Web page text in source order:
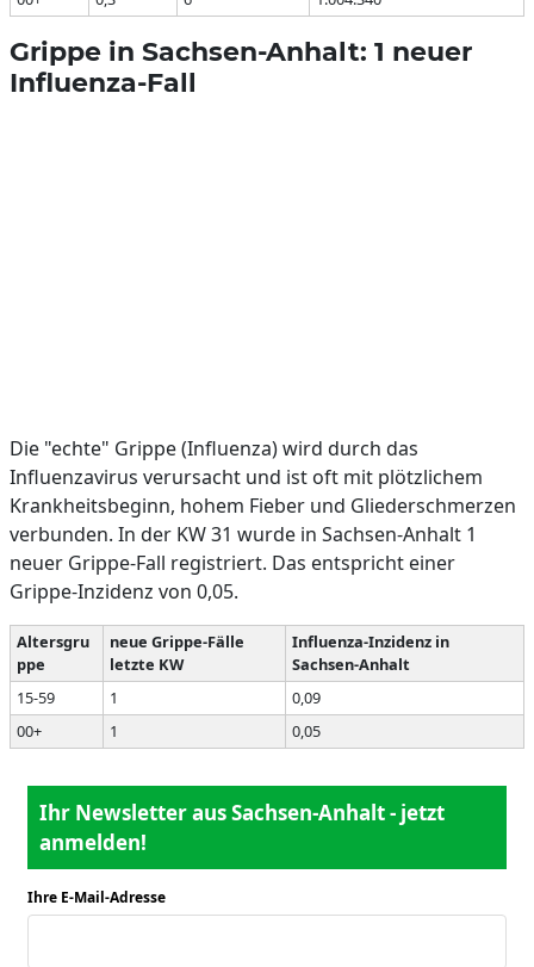
Grippe in Sachsen-Anhalt: 1 neuer
Influenza-Fall
Die "echte" Grippe (Influenza) wird durch das
Influenzavirus verursacht und ist oft mit plötzlichem
Krankheitsbeginn, hohem Fieber und Gliederschmerzen
verbunden. In der KW 31 wurde in Sachsen-Anhalt 1
neuer Grippe-Fall registriert. Das entspricht einer
Grippe-Inzidenz von 0,05.
Altersgru
ppe
neue Grippe-Fälle
letzte KW
Influenza-Inzidenz in
Sachsen-Anhalt
15-59
1
0,09
00+
1 0,05
Ihr Newsletter aus Sachsen-Anhalt - jetzt
anmelden!
Ihre E-Mail-Adresse